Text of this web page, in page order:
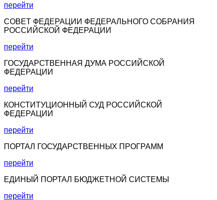
перейти
СОВЕТ ФЕДЕРАЦИИ ФЕДЕРАЛЬНОГО СОБРАНИЯ
РОССИЙСКОЙ ФЕДЕРАЦИИ
перейти
ГОСУДАРСТВЕННАЯ ДУМА РОССИЙСКОЙ
ФЕДЕРАЦИИ
перейти
КОНСТИТУЦИОННЫЙ СУД РОССИЙСКОЙ
ФЕДЕРАЦИИ
перейти
ПОРТАЛ ГОСУДАРСТВЕННЫХ ПРОГРАММ
перейти
ЕДИНЫЙ ПОРТАЛ БЮДЖЕТНОЙ СИСТЕМЫ
перейти